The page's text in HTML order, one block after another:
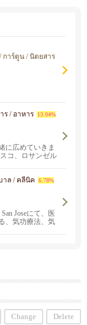
การ์ตูน / นิตยสาร
ร / อาหาร
13.04%
に広めていきま
コ、ロサンゼル
も販売しており
าล / คลีนิค
6.78%
Joseにて、医
、気功療法、気
Change Delete